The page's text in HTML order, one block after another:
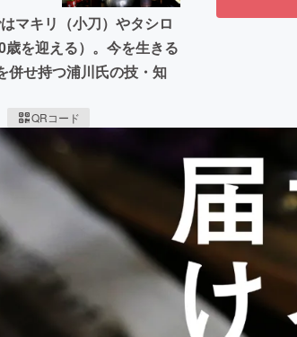
マキリ（小刀）やタシロ
歳を迎える）。今を生きる
併せ持つ浦川氏の技・知
QRコード